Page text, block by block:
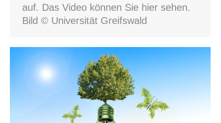
auf. Das Video können Sie hier sehen.
Bild © Universität Greifswald